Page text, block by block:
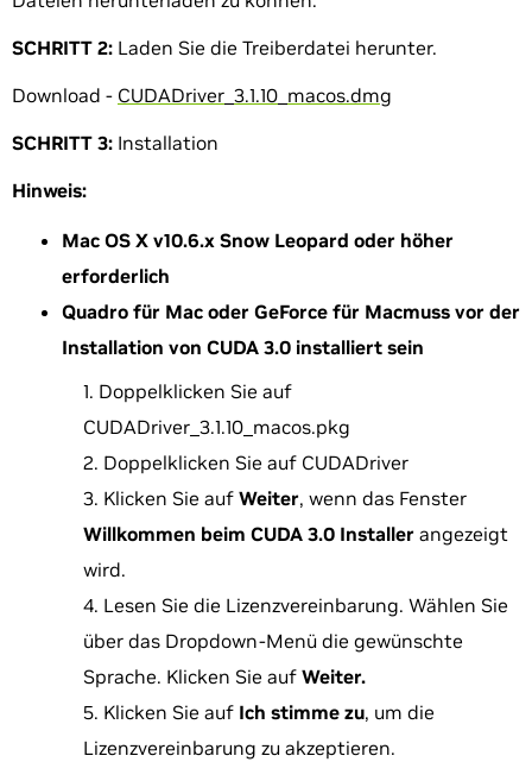
SCHRITT 2: Laden Sie die Treiberdatei herunter.
Download - CUDADriver_3.1.10_macos.dmg
SCHRITT 3: Installation
Hinweis:
Mac OS X v10.6.x Snow Leopard oder höher
erforderlich
Quadro für Mac oder GeForce für Macmuss vor der
Installation von CUDA 3.0 installiert sein
Doppelklicken Sie auf
CUDADriver_3.1.10_macos.pkg
Doppelklicken Sie auf CUDADriver
Klicken Sie auf Weiter, wenn das Fenster
Willkommen beim CUDA 3.0 Installer angezeigt
wird.
Lesen Sie die Lizenzvereinbarung. Wählen Sie
über das Dropdown-Menü die gewünschte
Sprache. Klicken Sie auf Weiter.
Klicken Sie auf Ich stimme zu, um die
Lizenzvereinbarung zu akzeptieren.